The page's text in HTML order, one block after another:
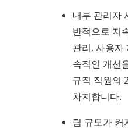
내부 관리자
반적으로 지
관리, 사용자
속적인 개선
규직 직원의
차지합니다.
팀 규모가 커